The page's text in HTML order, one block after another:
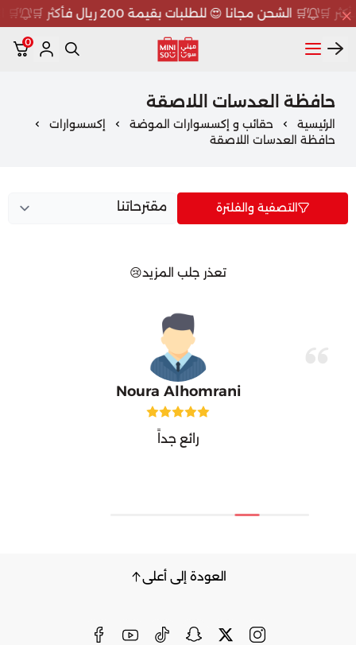
🛒 الشحن مجانا 😍 للطلبات بقيمة 200 ريال فأكثر 🛒 🛒
ميني سو MINISO
0
حافظة العدسات اللاصقة
الرئيسية حقائب و إكسسوارات الموضة
إكسسوارات
حافظة العدسات اللاصقة
التصفية والفلترة
تعذر جلب المزيد😢
Noura Alhomrani
رائع جداً
العودة إلى أعلى